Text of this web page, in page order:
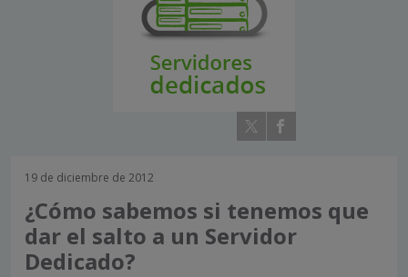
19 de diciembre de 2012
¿Cómo sabemos si tenemos que
dar el salto a un Servidor
Dedicado?